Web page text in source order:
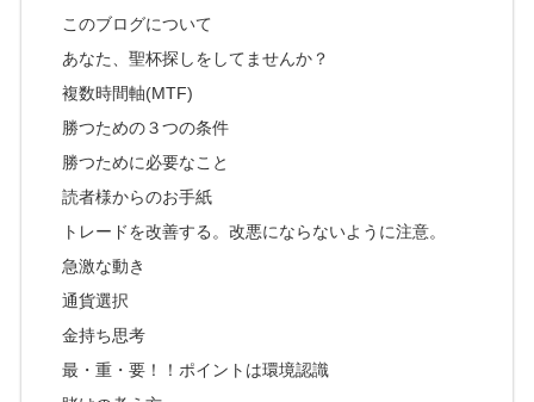
このブログについて
あなた、聖杯探しをしてませんか？
複数時間軸(MTF)
勝つための３つの条件
勝つために必要なこと
読者様からのお手紙
トレードを改善する。改悪にならないように注意。
急激な動き
通貨選択
金持ち思考
最・重・要！！ポイントは環境認識